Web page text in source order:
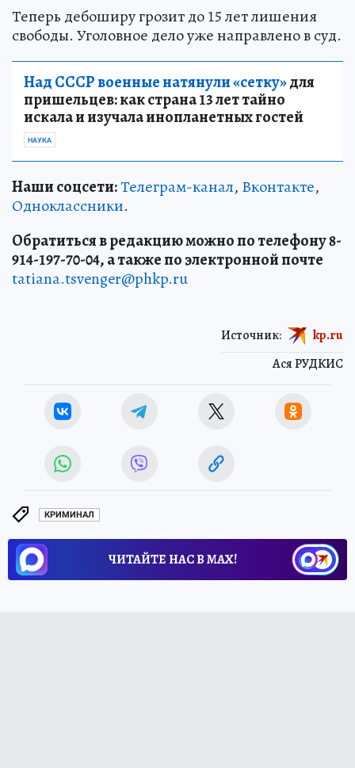
Теперь дебоширу грозит до 15 лет лишения
свободы. Уголовное дело уже направлено в суд.
Над СССР военные натянули «сетку»для
пришельцев: как страна 13 лет тайно
искала и изучала инопланетных гостей
НАУКА
Наши соцсети:Телеграм-канал, Вконтакте,
Одноклассники.
Обратиться в редакцию можно по телефону 8-
914-197-70-04, а также по электронной почте
tatiana.tsvenger@phkp.ru
Ася РУДКИС
Источник: kp.ru
КРИМИНАЛ
ЧИТАЙТЕ НАС В МАХ!